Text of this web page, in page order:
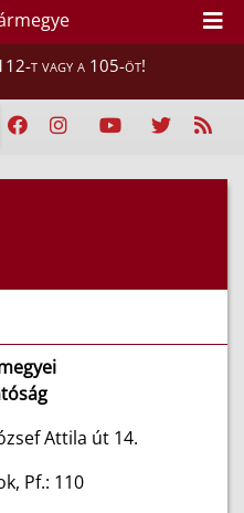
t vagy a 105-öt!
Attila út 14.
Pf.: 110